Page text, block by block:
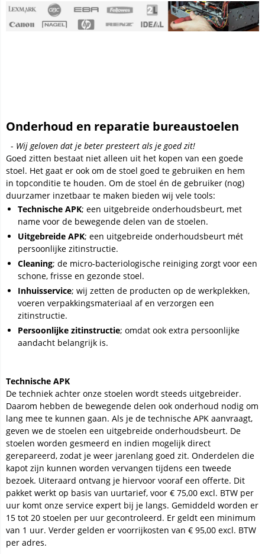
Onderhoud en reparatie bureaustoelen
- Wij geloven dat je beter presteert als je goed zit!
Goed zitten bestaat niet alleen uit het kopen van een goede
stoel. Het gaat er ook om de stoel goed te gebruiken en hem
in topconditie te houden. Om de stoel én de gebruiker (nog)
duurzamer inzetbaar te maken bieden wij vele tools:
Technische APK; een uitgebreide onderhoudsbeurt, met
name voor de bewegende delen van de stoelen.
Uitgebreide APK; een uitgebreide onderhoudsbeurt mét
persoonlijke zitinstructie.
Cleaning; de micro-bacteriologische reiniging zorgt voor een
schone, frisse en gezonde stoel.
Inhuisservice; wij zetten de producten op de werkplekken,
voeren verpakkingsmateriaal af en verzorgen een
zitinstructie.
Persoonlijke zitinstructie; omdat ook extra persoonlijke
aandacht belangrijk is.
Technische APK
De techniek achter onze stoelen wordt steeds uitgebreider.
Daarom hebben de bewegende delen ook onderhoud nodig om
lang mee te kunnen gaan. Als je de technische APK aanvraagt,
geven we de stoelen een uitgebreide onderhoudsbeurt. De
stoelen worden gesmeerd en indien mogelijk direct
gerepareerd, zodat je weer jarenlang goed zit. Onderdelen die
kapot zijn kunnen worden vervangen tijdens een tweede
bezoek. Uiteraard ontvang je hiervoor vooraf een offerte. Dit
pakket werkt op basis van uurtarief, voor € 75,00 excl. BTW per
uur komt onze service expert bij je langs. Gemiddeld worden er
15 tot 20 stoelen per uur gecontroleerd. Er geldt een minimum
van 1 uur. Verder gelden er voorrijkosten van € 95,00 excl. BTW
per adres.